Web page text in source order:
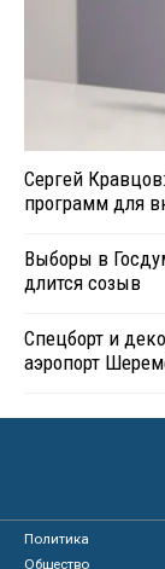
Сергей
программ для
Выборы в
длится созыв
Спецборт и
аэропорт
Политика
Общество